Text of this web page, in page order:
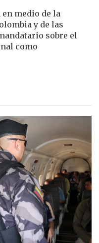
medio de la
y de las
sobre el
como